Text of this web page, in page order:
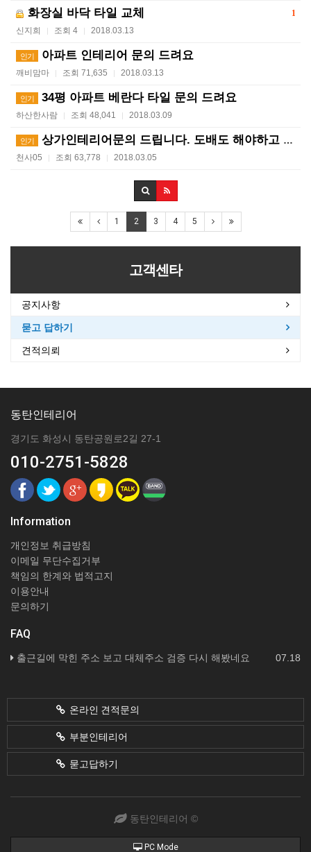
1
화장실 바닥 타일 교체
신지희 | 조회 4 | 2018.03.13
인기 아파트 인테리어 문의 드려요
깨비맘마 | 조회 71,635 | 2018.03.13
인기 34평 아파트 베란다 타일 문의 드려요
하산한사람 | 조회 48,041 | 2018.03.09
인기 상가인테리어문의 드립니다. 도배도 해야하고 주방 및 페…
천사05 | 조회 63,778 | 2018.03.05
1 2 3 4 5
고객센타
공지사항
묻고 답하기
견적의뢰
동탄인테리어
경기도 화성시 동탄공원로2길 27-1
010-2751-5828
Information
개인정보 취급방침
이메일 무단수집거부
책임의 한계와 법적고지
이용안내
문의하기
FAQ
07.18
출근길에 막힌 주소 보고 대체주소 검증 다시 해봤네요
온라인 견적문의
부분인테리어
묻고답하기
동탄인테리어 ©
PC Mode